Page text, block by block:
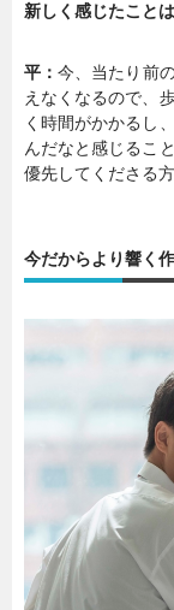
新しく感じたこと
平：今、当たり前
えなくなるので、
く時間がかかるし
んだなと感じるこ
優先してくださる
今だからより響く